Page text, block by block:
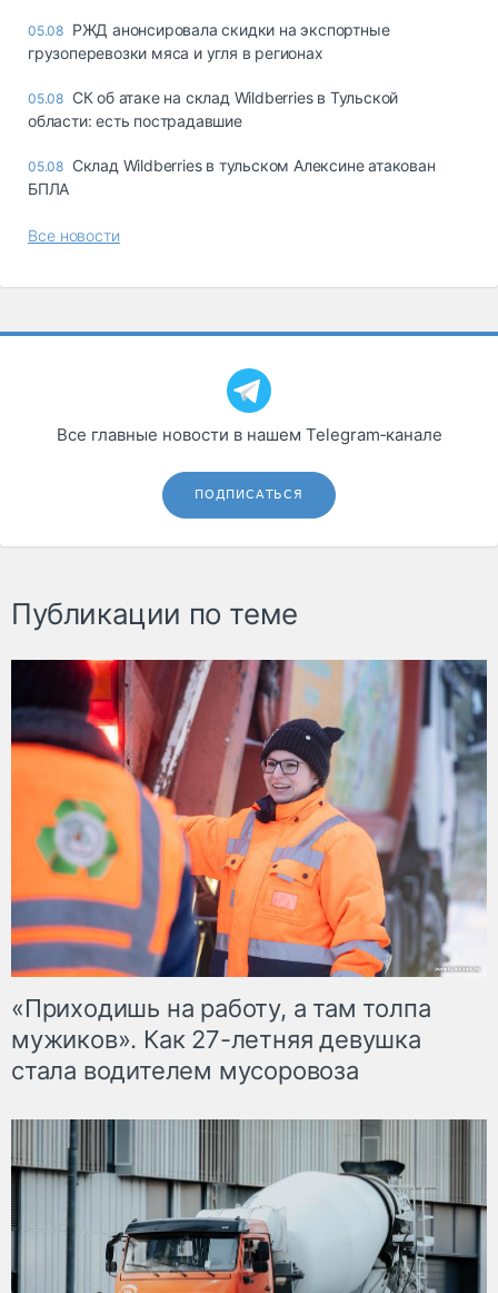
05.08 РЖД анонсировала скидки на экспортные
грузоперевозки мяса и угля в регионах
05.08 СК об атаке на склад Wildberries в Тульской
области: есть пострадавшие
05.08 Склад Wildberries в тульском Алексине атакован
БПЛА
Все новости
Все главные новости в нашем Telegram‑канале
ПОДПИСАТЬСЯ
Публикации по теме
«Приходишь на работу, а там толпа
мужиков». Как 27-летняя девушка
стала водителем мусоровоза